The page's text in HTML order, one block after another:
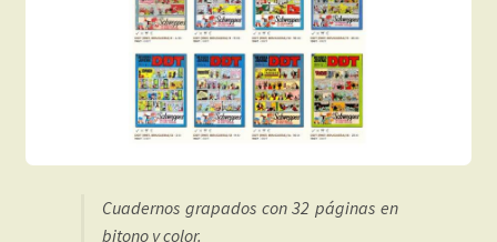
Cuadernos grapados con 32 páginas en
bitono y color.